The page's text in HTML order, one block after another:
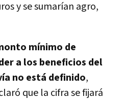
y se sumarían agro,
mínimo de
a los beneficios del
no está definido,
que la cifra se fijará